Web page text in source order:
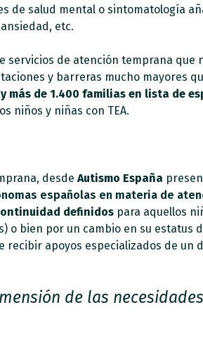
salud mental o sintomatología
etc.
servicios de atención temprana que
y barreras mucho mayores
y más de 1.400 familias en lista de
niños y niñas con TEA.
desde Autismo España
españolas en materia de
definidos para aquellos
bien por un cambio en su estatus
recibir apoyos especializados de un
de las